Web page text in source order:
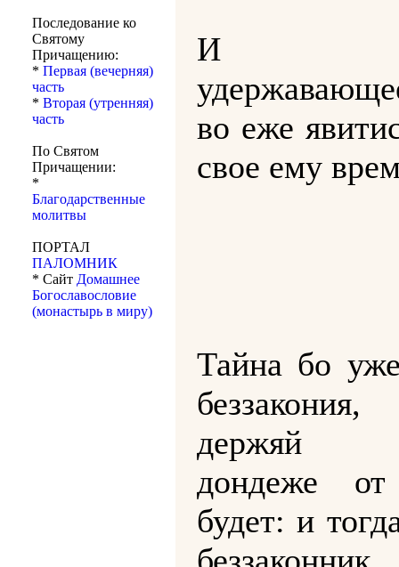
Последование ко
Святому
Причащению:
* Первая (вечерняя)
часть
* Вторая (утренняя)
часть
По Святом
Причащении:
*
Благодарственные
молитвы
ПОРТАЛ
ПАЛОМНИК
* Сайт Домашнее
Богославословие
(монастырь в миру)
И
во еже
свое ему
Тайна бо
держяй
дондеже
будет: и